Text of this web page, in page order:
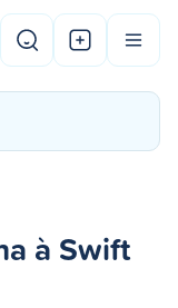
à Swift